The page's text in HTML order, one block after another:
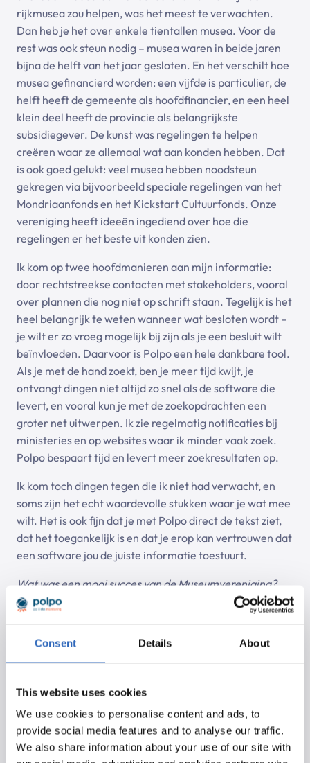
Consent Details About
This website uses cookies
We use cookies to personalise content and ads, to
provide social media features and to analyse our traffic.
We also share information about your use of our site with
rijkmusea zou helpen, was het meest te verwachten.
Dan heb je het over enkele tientallen musea. Voor de
rest was ook steun nodig – musea waren in beide jaren
bijna de helft van het jaar gesloten. En het verschilt hoe
musea gefinancierd worden: een vijfde is particulier, de
helft heeft de gemeente als hoofdfinancier, en een heel
klein deel heeft de provincie als belangrijkste
subsidiegever. De kunst was regelingen te helpen
creëren waar ze allemaal wat aan konden hebben. Dat
is ook goed gelukt: veel musea hebben noodsteun
gekregen via bijvoorbeeld speciale regelingen van het
Mondriaanfonds en het Kickstart Cultuurfonds. Onze
vereniging heeft ideeën ingediend over hoe die
regelingen er het beste uit konden zien.
Ik kom op twee hoofdmanieren aan mijn informatie:
door rechtstreekse contacten met stakeholders, vooral
over plannen die nog niet op schrift staan. Tegelijk is het
heel belangrijk te weten wanneer wat besloten wordt –
je wilt er zo vroeg mogelijk bij zijn als je een besluit wilt
beïnvloeden. Daarvoor is Polpo een hele dankbare tool.
Als je met de hand zoekt, ben je meer tijd kwijt, je
ontvangt dingen niet altijd zo snel als de software die
levert, en vooral kun je met de zoekopdrachten een
groter net uitwerpen. Ik zie regelmatig notificaties bij
ministeries en op websites waar ik minder vaak zoek.
Polpo bespaart tijd en levert meer zoekresultaten op.
Ik kom toch dingen tegen die ik niet had verwacht, en
soms zijn het echt waardevolle stukken waar je wat mee
wilt. Het is ook fijn dat je met Polpo direct de tekst ziet,
dat het toegankelijk is en dat je erop kan vertrouwen dat
een software jou de juiste informatie toestuurt.
Wat was een mooi succes van de Museumvereniging?
We zijn blij dat er voor veel musea coronanoodsteun
die er was voor heel veel organisaties, hebben OCW en
BZK extra middelen in het leven geroepen voor culturele
hadden met OCW. Dat vind ik echt een erkenning van
de waarde van cultuur en van musea.
Wat zijn de uitdagingen voor musea op dit moment?